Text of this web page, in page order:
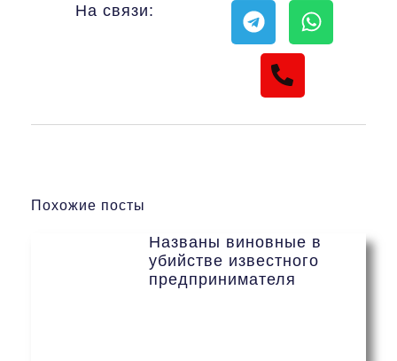
На связи:
Похожие посты
Названы виновные в
убийстве известного
предпринимателя